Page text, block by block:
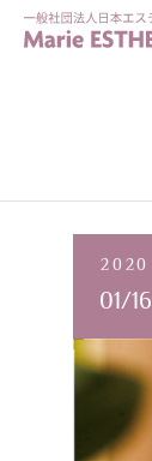
2020
01/16